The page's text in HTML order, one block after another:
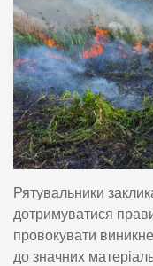
Рятувальники
дотримуватися
провокувати
до значних